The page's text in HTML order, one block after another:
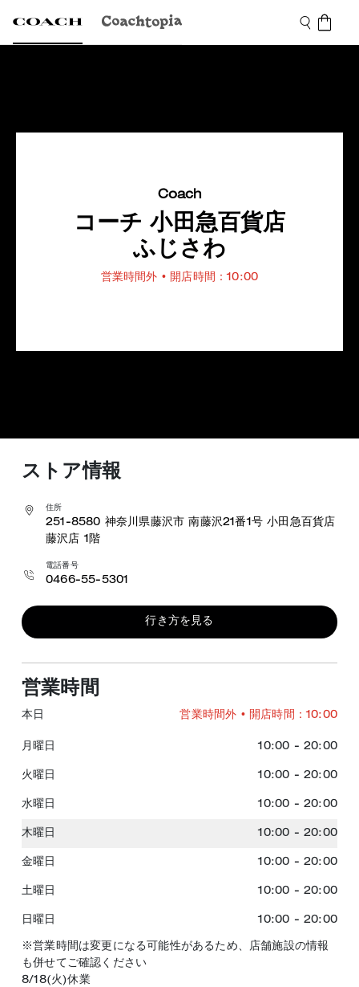
Coach
コーチ 小田急百貨店
ふじさわ
営業時間外 • 開店時間：10:00
ストア情報
住所
251-8580 神奈川県藤沢市 南藤沢21番1号 小田急百貨店
藤沢店 1階
電話番号
0466-55-5301
行き方を見る
営業時間
本日 営業時間外 • 開店時間：10:00
月曜日 10:00 - 20:00
火曜日 10:00 - 20:00
水曜日 10:00 - 20:00
木曜日 10:00 - 20:00
金曜日 10:00 - 20:00
土曜日 10:00 - 20:00
日曜日 10:00 - 20:00
※営業時間は変更になる可能性があるため、店舗施設の情報
も併せてご確認ください
8/18(火)休業